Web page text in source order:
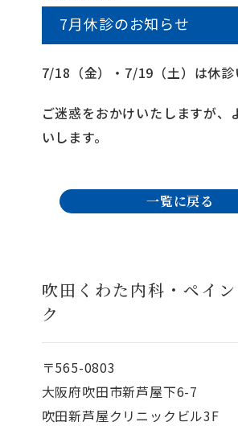
7月休診のお知らせ
7/18（金）・7/19（土）は休診
ご迷惑をおかけいたしますが、
いします。
一覧に戻る
吹田くわた内科・ペイ
ク
〒565-0803
大阪府吹田市新芦屋下6-7
吹田新芦屋クリニックビル3F